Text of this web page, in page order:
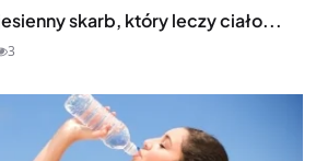
skarb, który leczy ciało...
3